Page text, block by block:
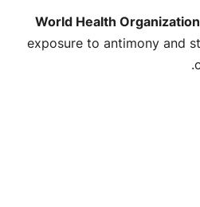
World Health
exposure to antimony and